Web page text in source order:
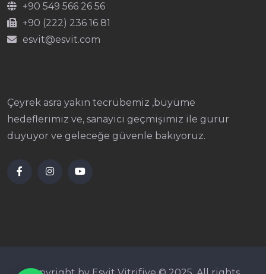
+90 549 566 26 56
+90 (222) 236 16 81
esvit@esvit.com
Çeyrek asra yakın tecrübemiz ,büyüme
hedeflerimiz ve, sanayici geçmişimiz ile gurur
duyuyor ve geleceğe güvenle bakıyoruz.